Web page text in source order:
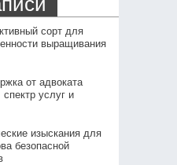
сорт для
выращивания
от адвоката
услуг и
изыскания для
безопасной